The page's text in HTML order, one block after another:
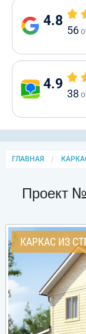
4.8
56
4.9
38
ГЛАВНАЯ
Проект
КАРКАС ИЗ